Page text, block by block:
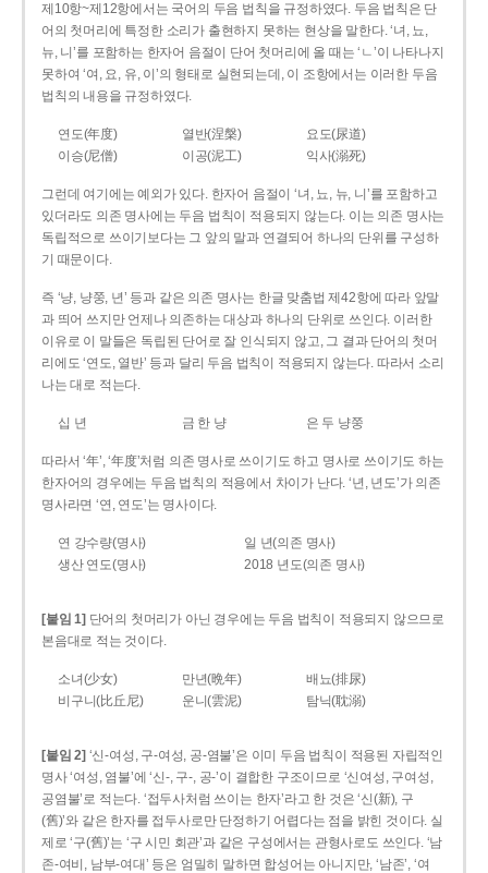
제10항~제12항에서는 국어의 두음 법칙을 규정하였다. 두음 법칙은 단
어의 첫머리에 특정한 소리가 출현하지 못하는 현상을 말한다. ‘녀, 뇨,
뉴, 니’를 포함하는 한자어 음절이 단어 첫머리에 올 때는 ‘ㄴ’이 나타나지
못하여 ‘여, 요, 유, 이’의 형태로 실현되는데, 이 조항에서는 이러한 두음
법칙의 내용을 규정하였다.
연도(年度) 열반(涅槃)
요도(尿道)
이승(尼僧)
이공(泥工) 익사(溺死)
그런데 여기에는 예외가 있다. 한자어 음절이 ‘녀, 뇨, 뉴, 니’를 포함하고
있더라도 의존 명사에는 두음 법칙이 적용되지 않는다. 이는 의존 명사는
독립적으로 쓰이기보다는 그 앞의 말과 연결되어 하나의 단위를 구성하
기 때문이다.
즉 ‘냥, 냥쭝, 년’ 등과 같은 의존 명사는 한글 맞춤법 제42항에 따라 앞말
과 띄어 쓰지만 언제나 의존하는 대상과 하나의 단위로 쓰인다. 이러한
이유로 이 말들은 독립된 단어로 잘 인식되지 않고, 그 결과 단어의 첫머
리에도 ‘연도, 열반’ 등과 달리 두음 법칙이 적용되지 않는다. 따라서 소리
나는 대로 적는다.
십 년 금 한 냥 은 두 냥쭝
따라서 ‘年’, ‘年度’처럼 의존 명사로 쓰이기도 하고 명사로 쓰이기도 하는
한자어의 경우에는 두음 법칙의 적용에서 차이가 난다. ‘년, 년도’가 의존
명사라면 ‘연, 연도’는 명사이다.
연 강수량(명사)
일 년(의존 명사)
생산 연도(명사)
2018 년도(의존 명사)
[붙임 1] 단어의 첫머리가 아닌 경우에는 두음 법칙이 적용되지 않으므로
본음대로 적는 것이다.
소녀(少女) 만년(晩年)
배뇨(排尿)
비구니(比丘尼)
운니(雲泥) 탐닉(耽溺)
[붙임 2] ‘신-여성, 구-여성, 공-염불’은 이미 두음 법칙이 적용된 자립적인
명사 ‘여성, 염불’에 ‘신-, 구-, 공-’이 결합한 구조이므로 ‘신여성, 구여성,
공염불’로 적는다. ‘접두사처럼 쓰이는 한자’라고 한 것은 ‘신(新), 구
(舊)’와 같은 한자를 접두사로만 단정하기 어렵다는 점을 밝힌 것이다. 실
제로 ‘구(舊)’는 ‘구 시민 회관’과 같은 구성에서는 관형사로도 쓰인다. ‘남
존­-여비, 남부-­여대’ 등은 엄밀히 말하면 합성어는 아니지만, ‘남존’, ‘여